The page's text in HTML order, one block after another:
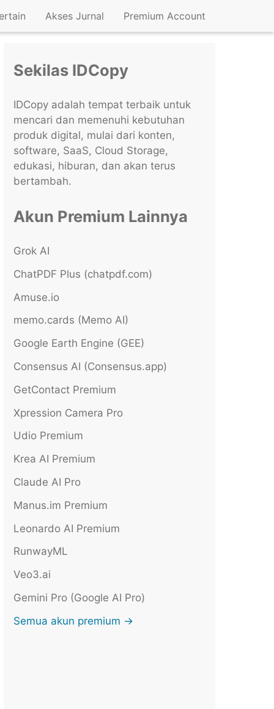
Akses Jurnal Premium Account
Sekilas IDCopy
IDCopy adalah tempat terbaik untuk
mencari dan memenuhi kebutuhan
produk digital, mulai dari konten,
software, SaaS, Cloud Storage,
edukasi, hiburan, dan akan terus
bertambah.
Akun Premium Lainnya
Grok AI
ChatPDF Plus (chatpdf.com)
Amuse.io
memo.cards (Memo AI)
Google Earth Engine (GEE)
Consensus AI (Consensus.app)
GetContact Premium
Xpression Camera Pro
Udio Premium
Krea AI Premium
Claude AI Pro
Manus.im Premium
Leonardo AI Premium
RunwayML
Veo3.ai
Gemini Pro (Google AI Pro)
Semua akun premium →